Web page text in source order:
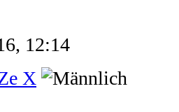
12:14
X